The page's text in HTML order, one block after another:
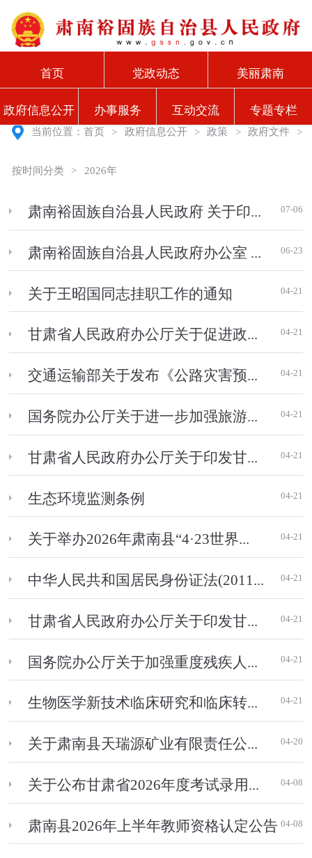
首页 党政动态 美丽肃南
政府信息公开 办事服务 互动交流 专题专栏
当前位置：首页 > 政府信息公开 > 政策 > 政府文件 >
按时间分类 > 2026年
肃南裕固族自治县人民政府 关于印... 07-06
肃南裕固族自治县人民政府办公室 ... 06-23
关于王昭国同志挂职工作的通知 04-21
甘肃省人民政府办公厅关于促进政... 04-21
交通运输部关于发布《公路灾害预... 04-21
国务院办公厅关于进一步加强旅游... 04-21
甘肃省人民政府办公厅关于印发甘... 04-21
生态环境监测条例 04-21
关于举办2026年肃南县“4·23世界... 04-21
中华人民共和国居民身份证法(2011... 04-21
甘肃省人民政府办公厅关于印发甘... 04-21
国务院办公厅关于加强重度残疾人... 04-21
生物医学新技术临床研究和临床转... 04-21
关于肃南县天瑞源矿业有限责任公... 04-20
关于公布甘肃省2026年度考试录用... 04-08
肃南县2026年上半年教师资格认定公告 04-08